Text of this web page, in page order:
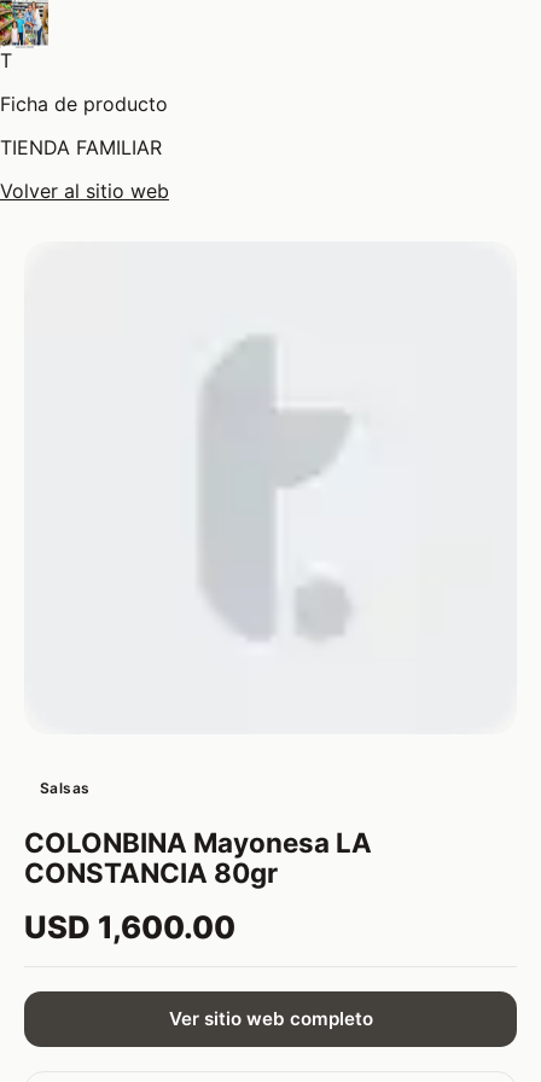
T
Ficha de producto
TIENDA FAMILIAR
Volver al sitio web
Salsas
COLONBINA Mayonesa LA
CONSTANCIA 80gr
USD 1,600.00
Ver sitio web completo